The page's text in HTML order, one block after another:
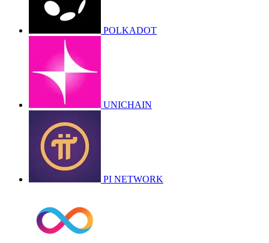
POLKADOT
UNICHAIN
PI NETWORK